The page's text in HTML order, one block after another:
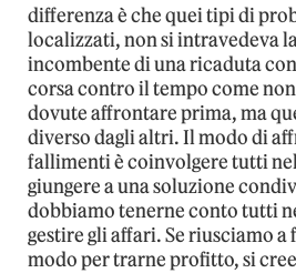
differenza è che quei tipi di
localizzati, non si intravedeva
incombente di una ricaduta
corsa contro il tempo come
dovute affrontare prima, ma
diverso dagli altri. Il modo di
fallimenti è coinvolgere tutti
giungere a una soluzione
dobbiamo tenerne conto tutti
gestire gli affari. Se riusciamo a
modo per trarne profitto, si